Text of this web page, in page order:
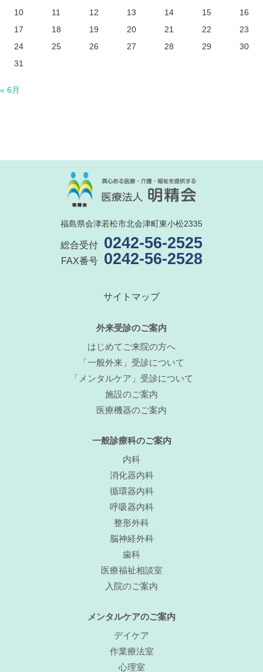
10
11 12 13 14 15
16
17
18 19 20 21 22
23
24
25 26 27 28 29
30
31
« 6月
福島県会津若松市北会津町東小松2335
総合受付 0242-56-2525
FAX番号 0242-56-2528
サイトマップ
外来受診のご案内
はじめてご来院の方へ
「一般外来」受診について
「メンタルケア」受診について
施設のご案内
医療機器のご案内
一般診療科のご案内
内科
消化器内科
循環器内科
呼吸器内科
整形外科
脳神経外科
歯科
医療福祉相談室
入院のご案内
メンタルケアのご案内
デイケア
作業療法室
心理室